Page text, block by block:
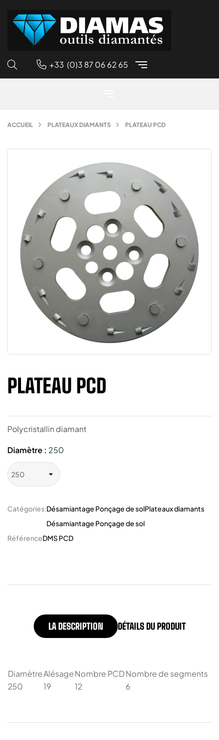
+33 (0)3 87 06 62 65
ACCUEIL PLATEAUX DIAMANTS PLATEAU PCD
PLATEAU PCD
Polycristallin diamant
Diamètre : 250
Catégories:Désamiantage Ponçage de solPlateaux diamants
Désamiantage Ponçage de sol
RéférenceDMS PCD
LA DESCRIPTION DÉTAILS DU PRODUIT
DiamètreAlésageNombre PCDNombre de segments
250
19 12 6